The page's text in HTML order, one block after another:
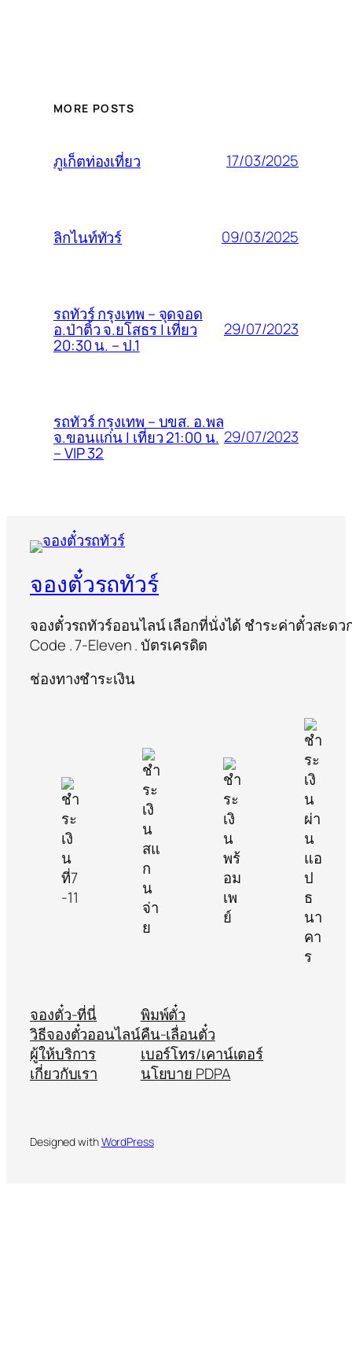
MORE POSTS
ภูเก็ตท่องเที่ยว 17/03/2025
ลิกไนท์ทัวร์ 09/03/2025
รถทัวร์ กรุงเทพ – จุดจอด
อ.ป่าติ้ว จ.ยโสธร | เที่ยว
20:30 น. – ป.1
29/07/2023
รถทัวร์ กรุงเทพ – บขส. อ.พล
จ.ขอนแก่น | เที่ยว 21:00 น.
– VIP 32
29/07/2023
จองตั๋วรถทัวร์
จองตั๋วรถทัวร์ออนไลน์ เลือกที่นั่งได้ ชำระค่าตั๋วสะดว
Code . 7-Eleven . บัตรเครดิต
ช่องทางชำระเงิน
จองตั๋ว-ที่นี่
วิธีจองตั๋วออนไลน์
ผู้ให้บริการ
เกี่ยวกับเรา
พิมพ์ตั๋ว
คืน-เลื่อนตั๋ว
เบอร์โทร/เคาน์เตอร์
นโยบาย PDPA
Designed withWordPress